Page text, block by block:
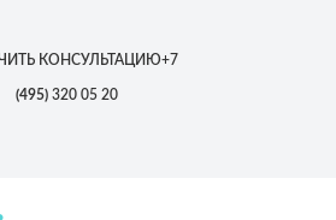
КОНСУЛЬТАЦИЮ+7
(495)320 05 20